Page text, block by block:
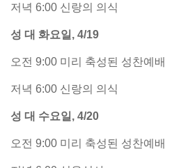
저녁 6:00 신랑의 의식
성 대 화요일, 4/19
오전 9:00 미리 축성된 성찬예배
저녁 6:00 신랑의 의식
성 대 수요일, 4/20
오전 9:00 미리 축성된 성찬예배